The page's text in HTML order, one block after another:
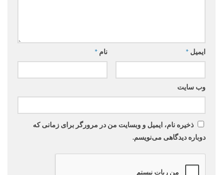
نام * ایمیل *
وب‌ سایت
ذخیره نام، ایمیل و وبسایت من در مرورگر برای زمانی که
دوباره دیدگاهی می‌نویسم.